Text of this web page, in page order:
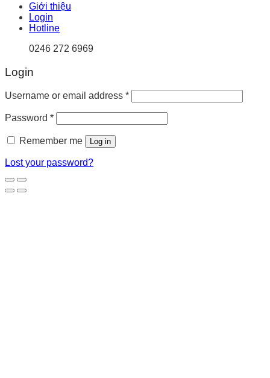
Giới thiệu
Login
Hotline
0246 272 6969
Login
Username or email address *
Password *
Remember me Log in
Lost your password?